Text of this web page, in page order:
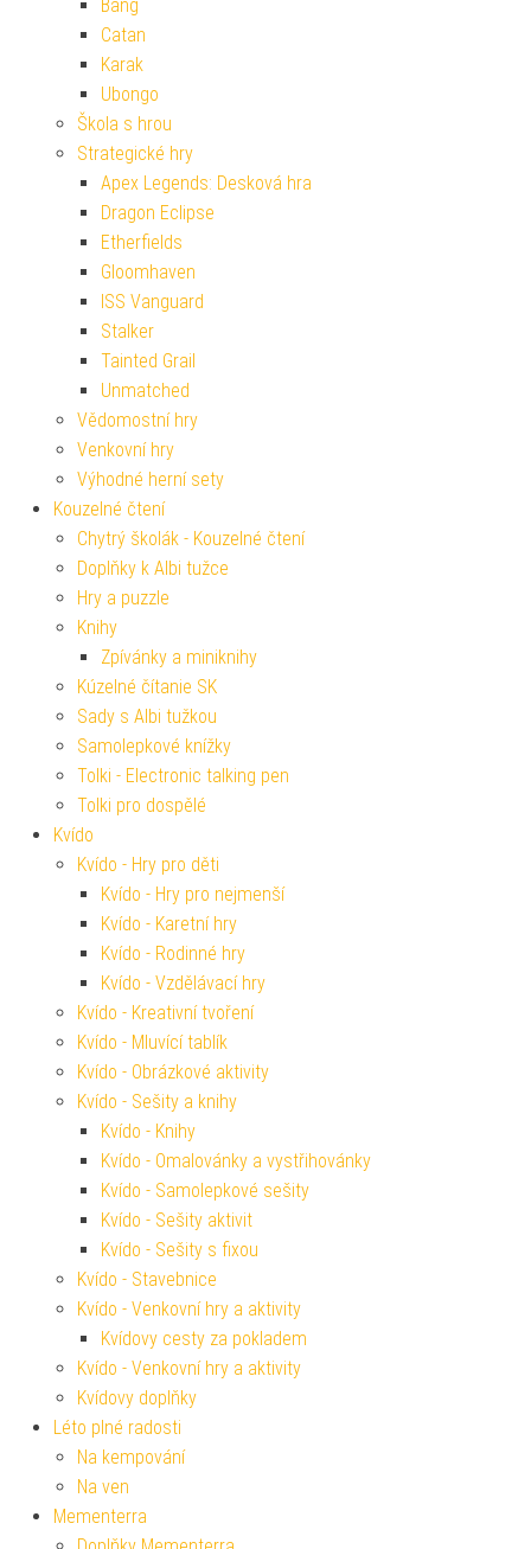
Bang
Catan
Karak
Ubongo
Škola s hrou
Strategické hry
Apex Legends: Desková hra
Dragon Eclipse
Etherfields
Gloomhaven
ISS Vanguard
Stalker
Tainted Grail
Unmatched
Vědomostní hry
Venkovní hry
Výhodné herní sety
Kouzelné čtení
Chytrý školák - Kouzelné čtení
Doplňky k Albi tužce
Hry a puzzle
Knihy
Zpívánky a miniknihy
Kúzelné čítanie SK
Sady s Albi tužkou
Samolepkové knížky
Tolki - Electronic talking pen
Tolki pro dospělé
Kvído
Kvído - Hry pro děti
Kvído - Hry pro nejmenší
Kvído - Karetní hry
Kvído - Rodinné hry
Kvído - Vzdělávací hry
Kvído - Kreativní tvoření
Kvído - Mluvící tablík
Kvído - Obrázkové aktivity
Kvído - Sešity a knihy
Kvído - Knihy
Kvído - Omalovánky a vystřihovánky
Kvído - Samolepkové sešity
Kvído - Sešity aktivit
Kvído - Sešity s fixou
Kvído - Stavebnice
Kvído - Venkovní hry a aktivity
Kvídovy cesty za pokladem
Kvído - Venkovní hry a aktivity
Kvídovy doplňky
Léto plné radosti
Na kempování
Na ven
Mementerra